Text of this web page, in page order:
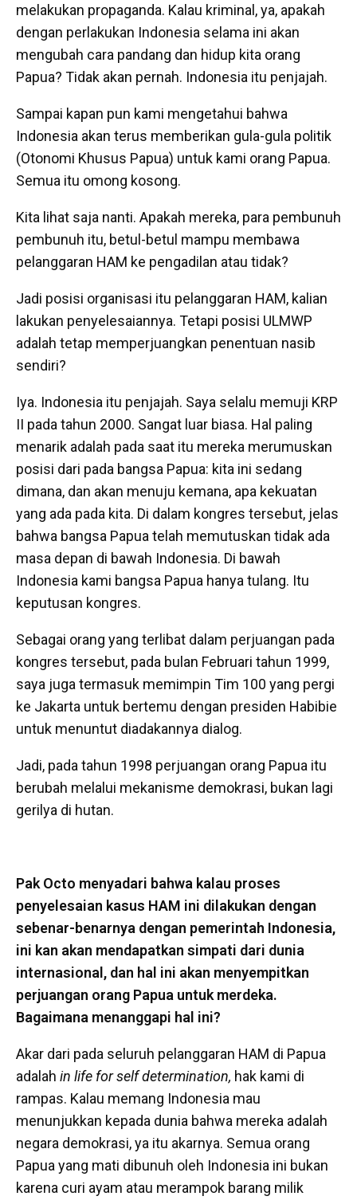
melakukan propaganda. Kalau kriminal, ya, apakah
dengan perlakukan Indonesia selama ini akan
mengubah cara pandang dan hidup kita orang
Papua? Tidak akan pernah. Indonesia itu penjajah.
Sampai kapan pun kami mengetahui bahwa
Indonesia akan terus memberikan gula-gula politik
(Otonomi Khusus Papua) untuk kami orang Papua.
Semua itu omong kosong.
Kita lihat saja nanti. Apakah mereka, para pembunuh
pembunuh itu, betul-betul mampu membawa
pelanggaran HAM ke pengadilan atau tidak?
Jadi posisi organisasi itu pelanggaran HAM, kalian
lakukan penyelesaiannya. Tetapi posisi ULMWP
adalah tetap memperjuangkan penentuan nasib
sendiri?
Iya. Indonesia itu penjajah. Saya selalu memuji KRP
II pada tahun 2000. Sangat luar biasa. Hal paling
menarik adalah pada saat itu mereka merumuskan
posisi dari pada bangsa Papua: kita ini sedang
dimana, dan akan menuju kemana, apa kekuatan
yang ada pada kita. Di dalam kongres tersebut, jelas
bahwa bangsa Papua telah memutuskan tidak ada
masa depan di bawah Indonesia. Di bawah
Indonesia kami bangsa Papua hanya tulang. Itu
keputusan kongres.
Sebagai orang yang terlibat dalam perjuangan pada
kongres tersebut, pada bulan Februari tahun 1999,
saya juga termasuk memimpin Tim 100 yang pergi
ke Jakarta untuk bertemu dengan presiden Habibie
untuk menuntut diadakannya dialog.
Jadi, pada tahun 1998 perjuangan orang Papua itu
berubah melalui mekanisme demokrasi, bukan lagi
gerilya di hutan.
Pak Octo menyadari bahwa kalau proses
penyelesaian kasus HAM ini dilakukan dengan
sebenar-benarnya dengan pemerintah Indonesia,
ini kan akan mendapatkan simpati dari dunia
internasional, dan hal ini akan menyempitkan
perjuangan orang Papua untuk merdeka.
Bagaimana menanggapi hal ini?
Akar dari pada seluruh pelanggaran HAM di Papua
adalah in life for self determination, hak kami di
rampas. Kalau memang Indonesia mau
menunjukkan kepada dunia bahwa mereka adalah
negara demokrasi, ya itu akarnya. Semua orang
Papua yang mati dibunuh oleh Indonesia ini bukan
karena curi ayam atau merampok barang milik